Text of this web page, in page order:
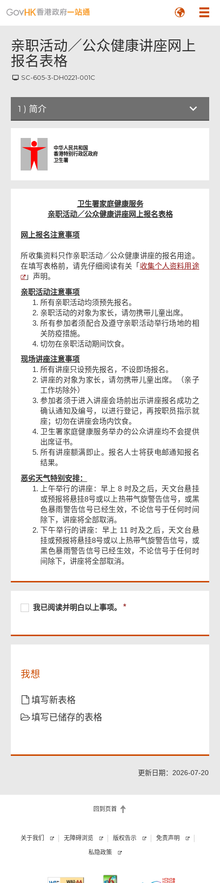
亲职活动／公众健康讲座网上
报名表格
SC-605-3-DH0221-001C
1 ) 简介
简介
亲职活动／公众健康讲座网上报名表格
确认通知书
中华人民共和国
香港特别行政区政府
卫生署
卫生署家庭健康服务
亲职活动／公众健康讲座网上报名表格
网上报名注意事项
所收集资料只作亲职活动／公众健康讲座的报名用途。
在填写表格前，请先仔细阅读有关「 收集个人资料用途
」声明。
亲职活动注意事项
所有亲职活动均须预先报名。
亲职活动的对象为家长，请勿携带儿童出席。
所有参加者须配合及遵守亲职活动举行场地的相
关防疫措施。
切勿在亲职活动期间饮食。
现场讲座注意事项
所有讲座只设预先报名，不设即场报名。
讲座的对象为家长，请勿携带儿童出席。（亲子
工作坊除外）
参加者须于进入讲座会场前出示讲座报名成功之
确认通知及编号，以进行登记，再按职员指示就
座；切勿在讲座会场内饮食。
卫生署家庭健康服务举办的公众讲座均不会提供
出席证书。
所有讲座额满即止。报名人士将获电邮通知报名
结果。
恶劣天气特别安排：
上午举行的讲座：早上 8 时及之后，天文台悬挂
或预报将悬挂8号或以上热带气旋警告信号，或黑
色暴雨警告信号已经生效，不论信号于任何时间
除下，讲座将全部取消。
下午举行的讲座：早上 11 时及之后，天文台悬
挂或预报将悬挂8号或以上热带气旋警告信号，或
黑色暴雨警告信号已经生效，不论信号于任何时
间除下，讲座将全部取消。
我
读
白
以
事
必
供
我已阅读并明白以上事项。
必
供
我想
填写新表格
填写已储存的表格
更新日期：2026-07-20
回到页首
菜
关于我们 无障碍浏览 版权告示 免责声明
私隐政策